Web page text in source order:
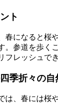
ト
春になると桜
。参道を歩く
フレッシュでき
季折々の自
は、春には桜